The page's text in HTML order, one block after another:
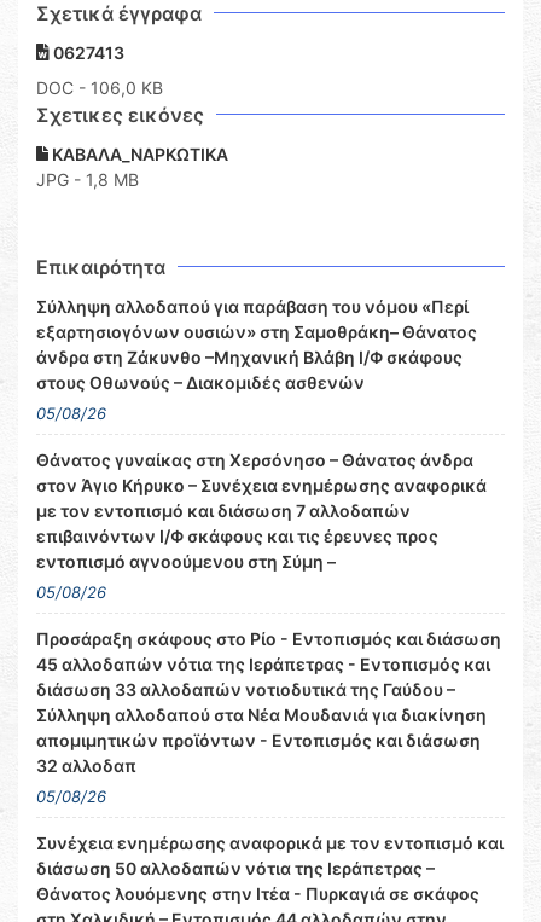
Σχετικά έγγραφα
0627413
DOC - 106,0 KB
Σχετικες εικόνες
ΚΑΒΑΛΑ_ΝΑΡΚΩΤΙΚΑ
JPG - 1,8 MB
Επικαιρότητα
Σύλληψη αλλοδαπού για παράβαση του νόμου «Περί
εξαρτησιογόνων ουσιών» στη Σαμοθράκη– Θάνατος
άνδρα στη Ζάκυνθο –Μηχανική Βλάβη Ι/Φ σκάφους
στους Οθωνούς – Διακομιδές ασθενών
05/08/26
Θάνατος γυναίκας στη Χερσόνησο – Θάνατος άνδρα
στον Άγιο Κήρυκο – Συνέχεια ενημέρωσης αναφορικά
με τον εντοπισμό και διάσωση 7 αλλοδαπών
επιβαινόντων Ι/Φ σκάφους και τις έρευνες προς
εντοπισμό αγνοούμενου στη Σύμη –
05/08/26
Προσάραξη σκάφους στο Ρίο - Εντοπισμός και διάσωση
45 αλλοδαπών νότια της Ιεράπετρας - Εντοπισμός και
διάσωση 33 αλλοδαπών νοτιοδυτικά της Γαύδου –
Σύλληψη αλλοδαπού στα Νέα Μουδανιά για διακίνηση
απομιμητικών προϊόντων - Εντοπισμός και διάσωση
32 αλλοδαπ
05/08/26
Συνέχεια ενημέρωσης αναφορικά με τον εντοπισμό και
διάσωση 50 αλλοδαπών νότια της Ιεράπετρας –
Θάνατος λουόμενης στην Ιτέα - Πυρκαγιά σε σκάφος